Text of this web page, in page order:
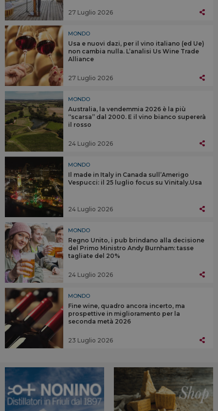
27 Luglio 2026
MONDO
Usa e nuovi dazi, per il vino italiano (ed Ue)
non cambia nulla. L’analisi Us Wine Trade
Alliance
27 Luglio 2026
MONDO
Australia, la vendemmia 2026 è la più
“scarsa” dal 2000. E il vino bianco supererà
il rosso
24 Luglio 2026
MONDO
Il made in Italy in Canada sull’Amerigo
Vespucci: il 25 luglio focus su Vinitaly.Usa
24 Luglio 2026
MONDO
Regno Unito, i pub brindano alla decisione
del Primo Ministro Andy Burnham: tasse
tagliate del 20%
24 Luglio 2026
MONDO
Fine wine, quadro ancora incerto, ma
prospettive in miglioramento per la
seconda metà 2026
23 Luglio 2026